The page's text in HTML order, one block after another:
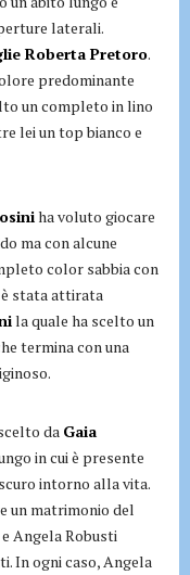
laterali.
Roberta Pretoro.
predominante
un completo in lino
lei un top bianco e
ha voluto giocare
ma con alcune
color sabbia con
stata attirata
la quale ha scelto un
termina con una
da Gaia
in cui è presente
intorno alla vita.
un matrimonio del
Angela Robusti
In ogni caso, Angela